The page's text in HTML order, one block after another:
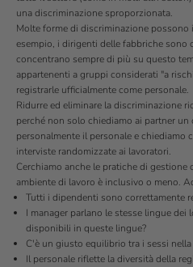
una discriminazione sproporzionata.
Molte forme di discriminazione possono
esempio, i dirigenti delle fabbriche sono
concentrano sempre di più su questo
appartenenti a gruppi considerati "a
registrarle ufficialmente come personale.
Ridurre ed eliminare la discriminazione
perché non solo chiediamo ai partner
personalmente il personale e
interviste randomizzate ai lavoratori.
Cerchiamo anche le pratiche di gestione
ambiente di lavoro è inclusivo o meno.
Tutti i dipendenti sono correttamente
I manager parlano le stesse lingue dei
disponibili in queste lingue?
C'è un giusto equilibrio tra i sessi
Il personale riflette la diversità della